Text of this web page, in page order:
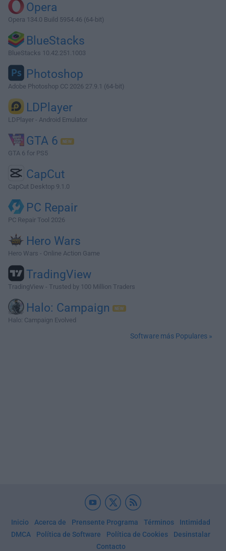
Opera
Opera 134.0 Build 5954.46 (64-bit)
BlueStacks
BlueStacks 10.42.251.1003
Photoshop
Adobe Photoshop CC 2026 27.9.1 (64-bit)
LDPlayer
LDPlayer - Android Emulator
GTA 6
GTA 6 for PS5
CapCut
CapCut Desktop 9.1.0
PC Repair
PC Repair Tool 2026
Hero Wars
Hero Wars - Online Action Game
TradingView
TradingView - Trusted by 100 Million Traders
Halo: Campaign
Halo: Campaign Evolved
Software más Populares »
Inicio Acerca de Prensente Programa Términos
Intimidad
DMCA
Política de Software Política de Cookies
Desinstalar
Contacto